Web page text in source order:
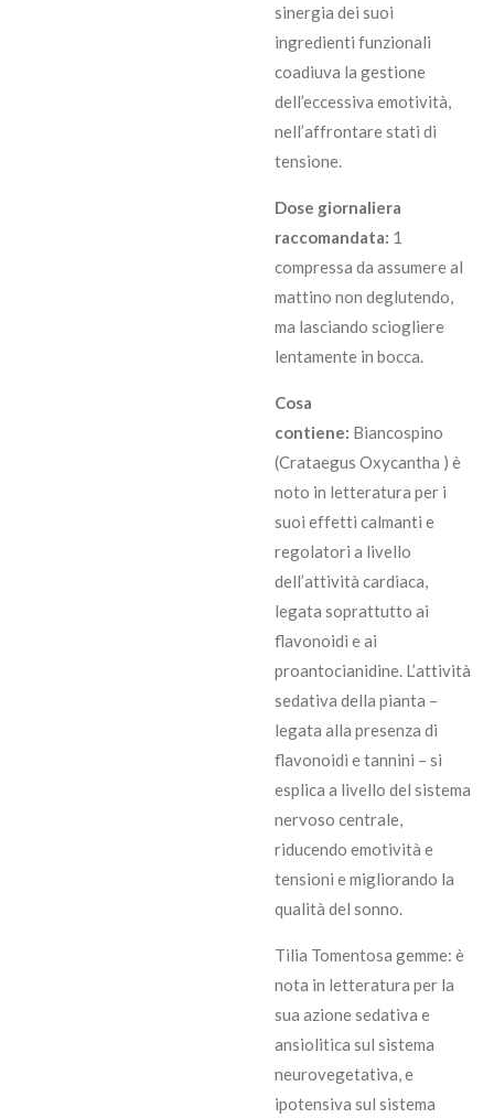
sinergia dei suoi
ingredienti funzionali
coadiuva la gestione
dell’eccessiva emotività,
nell’affrontare stati di
tensione.
Dose giornaliera
raccomandata: 1
compressa da assumere al
mattino non deglutendo,
ma lasciando sciogliere
lentamente in bocca.
Cosa
contiene: Biancospino
(Crataegus Oxycantha ) è
noto in letteratura per i
suoi effetti calmanti e
regolatori a livello
dell’attività cardiaca,
legata soprattutto ai
flavonoidi e ai
proantocianidine. L’attività
sedativa della pianta –
legata alla presenza di
flavonoidi e tannini – si
esplica a livello del sistema
nervoso centrale,
riducendo emotività e
tensioni e migliorando la
qualità del sonno.
Tilia Tomentosa gemme: è
nota in letteratura per la
sua azione sedativa e
ansiolitica sul sistema
neurovegetativa, e
ipotensiva sul sistema